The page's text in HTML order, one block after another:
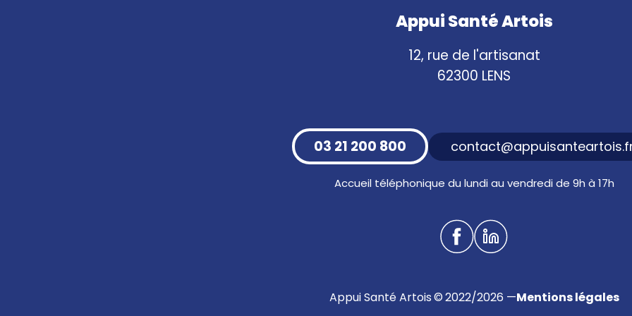
Appui Santé Artois
12, rue de l'artisanat
62300 LENS
03 21 200 800
Accueil téléphonique du lundi au vendredi de 9h à 17h
Appui Santé Artois © 2022/2026 —Mentions légales